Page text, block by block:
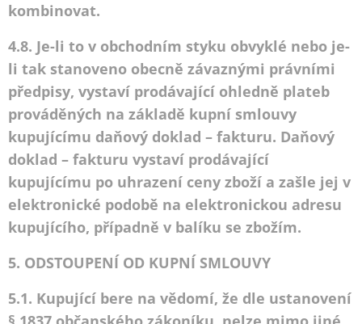
kombinovat.
4.8. Je-li to v obchodním styku obvyklé nebo je-
li tak stanoveno obecně závaznými právními
předpisy, vystaví prodávající ohledně plateb
prováděných na základě kupní smlouvy
kupujícímu daňový doklad – fakturu. Daňový
doklad – fakturu vystaví prodávající
kupujícímu po uhrazení ceny zboží a zašle jej v
elektronické podobě na elektronickou adresu
kupujícího, případně v balíku se zbožím.
5. ODSTOUPENÍ OD KUPNÍ SMLOUVY
5.1. Kupující bere na vědomí, že dle ustanovení